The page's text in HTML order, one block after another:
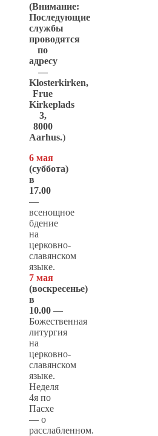
(Внимание:
Последующие
службы
проводятся
по
адресу
—
Klosterkirken,
Frue
Kirkeplads
3,
8000
Aarhus.)
6 мая
(суббота)
в
17.00
—
всенощное
бдение
на
церковно-
славянском
языке.
7 мая
(воскресенье)
в
10.00 —
Божественная
литургия
на
церковно-
славянском
языке.
Неделя
4я по
Пасхе
— о
расслабленном.